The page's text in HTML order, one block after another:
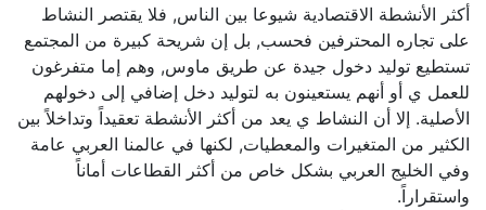
أكثر الأنشطة الاقتصادية شيوعا بين الناس, فلا يقتصر النشاط
على تجاره المحترفين فحسب, بل إن شريحة كبيرة من المجتمع
تستطيع توليد دخول جيدة عن طريق ماوس, وهم إما متفرغون
للعمل ي أو أنهم يستعينون به لتوليد دخل إضافي إلى دخولهم
الأصلية. إلا أن النشاط ي يعد من أكثر الأنشطة تعقيداً وتداخلاً بين
الكثير من المتغيرات والمعطيات, لكنها في عالمنا العربي عامة
وفي الخليج العربي بشكل خاص من أكثر القطاعات أماناً
واستقراراً.